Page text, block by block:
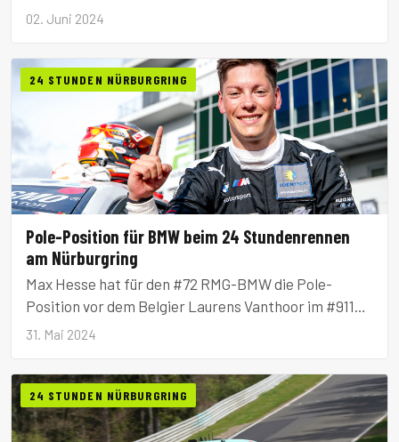
Roten Flagge zu unterbrechen.
02. Juni 2024
24 STUNDEN NÜRBURGRING
Pole-Position für BMW beim 24 Stundenrennen
am Nürburgring
Max Hesse hat für den #72 RMG-BMW die Pole-
Position vor dem Belgier Laurens Vanthoor im #911
Manthey-Porsche geolt.
31. Mai 2024
24 STUNDEN NÜRBURGRING